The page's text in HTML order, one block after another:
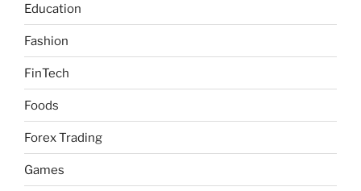
Education
Fashion
FinTech
Foods
Forex Trading
Games